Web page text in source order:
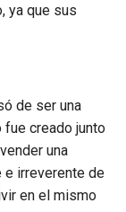
ya que sus
de ser una
creado junto
una
e irreverente de
en el mismo